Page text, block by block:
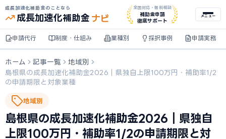
成長加速化補助金のことなら
成長加速化補助金 ナビ
全国対応・無料相談
補助金申請
徹底サポート
メニュー
申請代行 制度・仕組み 業種別 採択事例 申請実務
ホーム 記事一覧
地域別
島根県の成長加速化補助金2026｜県独自上限100万円・補助率1/2
の申請期限と対象業種
地域別
島根県の成長加速化補助金2026｜県独自
上限100万円・補助率1/2の申請期限と対